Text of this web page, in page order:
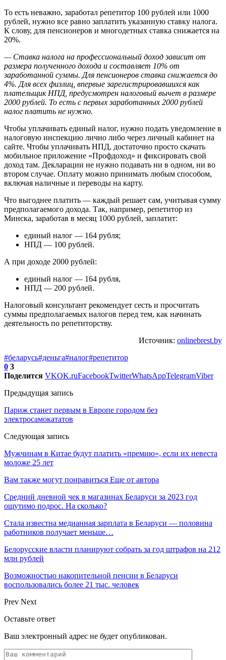
То есть неважно, заработал репетитор 100 рублей или 1000
рублей, нужно все равно заплатить указанную ставку налога.
К слову, для пенсионеров и многодетных ставка снижается на
20%.
— Ставка налога на профессиональный доход зависит от
размера полученного дохода и составляет 10% от
заработанной суммы. Для пенсионеров ставка снижается до
4%. Для всех физлиц, впервые зарегистрировавшихся как
плательщик НПД, предусмотрен налоговый вычет в размере
2000 рублей. То есть с первых заработанных 2000 рублей
налог платить не нужно.
Чтобы уплачивать единый налог, нужно подать уведомление в
налоговую инспекцию лично либо через личный кабинет на
сайте. Чтобы уплачивать НПД, достаточно просто скачать
мобильное приложение «Профдоход» и фиксировать свой
доход там. Декларации не нужно подавать ни в одном, ни во
втором случае. Оплату можно принимать любым способом,
включая наличные и переводы на карту.
Что выгоднее платить — каждый решает сам, учитывая сумму
предполагаемого дохода. Так, например, репетитор из
Минска, заработав в месяц 1000 рублей, заплатит:
единый налог — 164 рубля;
НПД — 100 рублей.
А при доходе 2000 рублей:
единый налог — 164 рубля,
НПД — 200 рублей.
Налоговый консультант рекомендует сесть и просчитать
суммы предполагаемых налогов перед тем, как начинать
деятельность по репетиторству.
Источник: onlinebrest.by
#беларусь#деньга#налог#репетитор
0 3
Поделится VKOK.ruFacebookTwitterWhatsAppTelegramViber
Предыдущая запись
Париж станет первым в Европе городом без
электросамокататов
Следующая запись
Мужчинам в Китае будут платить «премию», если их невеста
моложе 25 лет
Вам также могут понравиться Еще от автора
Средний дневной чек в магазинах Беларуси за 2023 год
ощутимо подрос. На сколько?
Стала известна медианная зарплата в Беларуси — половина
работников получает меньше…
Белорусские власти планируют собрать за год штрафов на 212
млн рублей
Возможностью накопительной пенсии в Беларуси
воспользовались более 21 тыс. человек
Prev Next
Оставьте ответ
Ваш электронный адрес не будет опубликован.